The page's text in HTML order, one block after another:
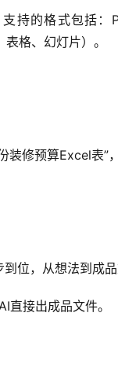
持的格式包括：
格、幻灯片）。
修预算Excel表”
位，从想法到成
接出成品文件。